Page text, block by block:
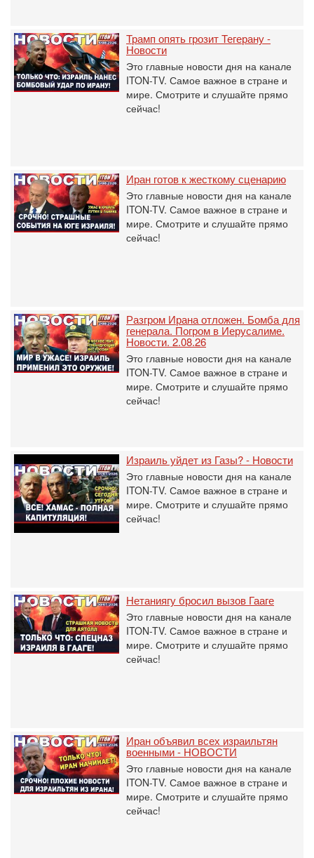
Трамп опять грозит Тегерану -
Новости
Это главные новости дня на канале
ITON-TV. Самое важное в стране и
мире. Смотрите и слушайте прямо
сейчас!
Иран готов к жесткому сценарию
Это главные новости дня на канале
ITON-TV. Самое важное в стране и
мире. Смотрите и слушайте прямо
сейчас!
Разгром Ирана отложен. Бомба для
генерала. Погром в Иерусалиме.
Новости. 2.08.26
Это главные новости дня на канале
ITON-TV. Самое важное в стране и
мире. Смотрите и слушайте прямо
сейчас!
Израиль уйдет из Газы? - Новости
Это главные новости дня на канале
ITON-TV. Самое важное в стране и
мире. Смотрите и слушайте прямо
сейчас!
Нетаниягу бросил вызов Гааге
Это главные новости дня на канале
ITON-TV. Самое важное в стране и
мире. Смотрите и слушайте прямо
сейчас!
Иран объявил всех израильтян
военными - НОВОСТИ
Это главные новости дня на канале
ITON-TV. Самое важное в стране и
мире. Смотрите и слушайте прямо
сейчас!